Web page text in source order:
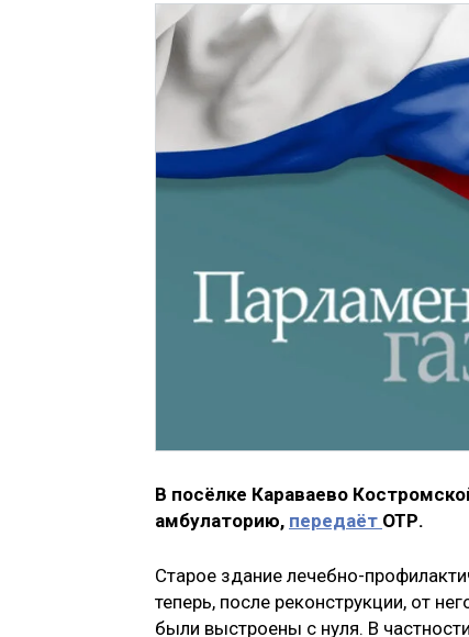
В посёлке Караваево
амбулаторию, передаёт ОТР.
Старое здание лечебно-
теперь, после реконструкции, от
были выстроены с нуля. В